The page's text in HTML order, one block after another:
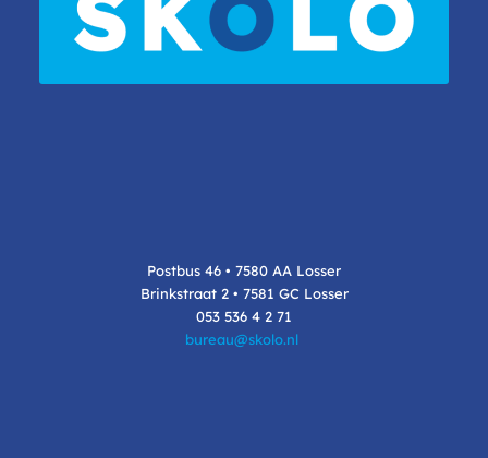
Postbus 46 • 7580 AA Losser
Brinkstraat 2 • 7581 GC Losser
053 536 4 2 71
bureau@skolo.nl